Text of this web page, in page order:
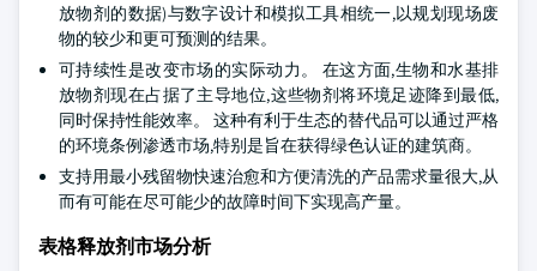
放物剂的数据)与数字设计和模拟工具相统一,以规划现场废
物的较少和更可预测的结果。
可持续性是改变市场的实际动力。 在这方面,生物和水基排
放物剂现在占据了主导地位,这些物剂将环境足迹降到最低,
同时保持性能效率。 这种有利于生态的替代品可以通过严格
的环境条例渗透市场,特别是旨在获得绿色认证的建筑商。
支持用最小残留物快速治愈和方便清洗的产品需求量很大,从
而有可能在尽可能少的故障时间下实现高产量。
表格释放剂市场分析